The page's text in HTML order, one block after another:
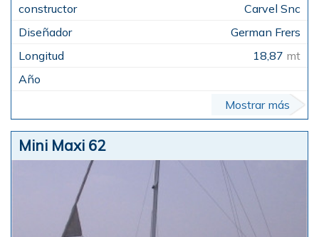
Carvel Snc
German Frers
18,87 mt
Mostrar más
Mini Maxi 62